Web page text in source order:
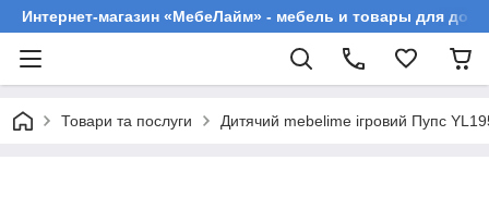
Интернет-магазин «МебеЛайм» - мебель и товары для
Товари та послуги Дитячий mebelime ігровий Пупс